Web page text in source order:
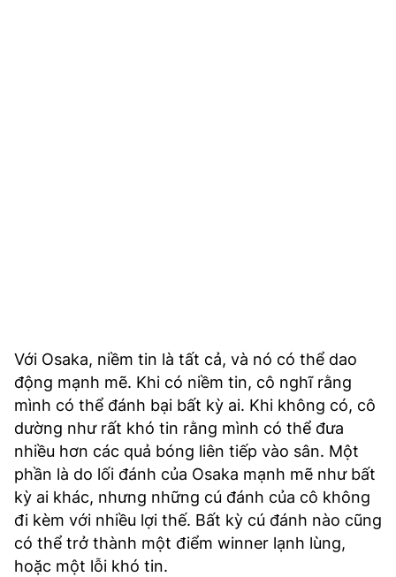
Với Osaka, niềm tin là tất cả, và nó có thể dao
động mạnh mẽ. Khi có niềm tin, cô nghĩ rằng
mình có thể đánh bại bất kỳ ai. Khi không có, cô
dường như rất khó tin rằng mình có thể đưa
nhiều hơn các quả bóng liên tiếp vào sân. Một
phần là do lối đánh của Osaka mạnh mẽ như bất
kỳ ai khác, nhưng những cú đánh của cô không
đi kèm với nhiều lợi thế. Bất kỳ cú đánh nào cũng
có thể trở thành một điểm winner lạnh lùng,
hoặc một lỗi khó tin.